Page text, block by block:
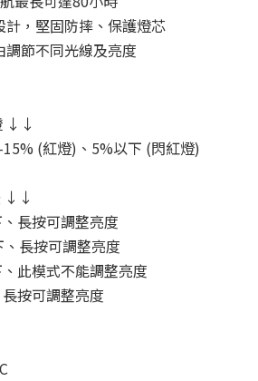
計，堅固防摔、保護燈芯
調節不同光線及亮度
↓↓
(紅燈)、5%以下 (閃紅燈)
↓↓
長按可調整亮度
長按可調整亮度
此模式不能調整亮度
按可調整亮度